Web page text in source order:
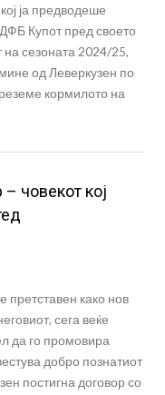
ја предводеше
Купот пред своето
сезоната 2024/25,
од Леверкузен по
кормилото на
човекот кој
претставен како нов
сега веќе
да го промовира
добро познатиот
постигна договор со